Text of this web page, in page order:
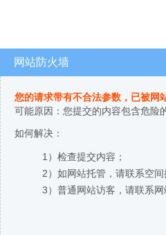
网站防火墙
您的请求带有不合法参数，已被网
可能原因：您提交的内容包含危险
如何解决：
1）检查提交内容；
2）如网站托管，请联系空间
3）普通网站访客，请联系网